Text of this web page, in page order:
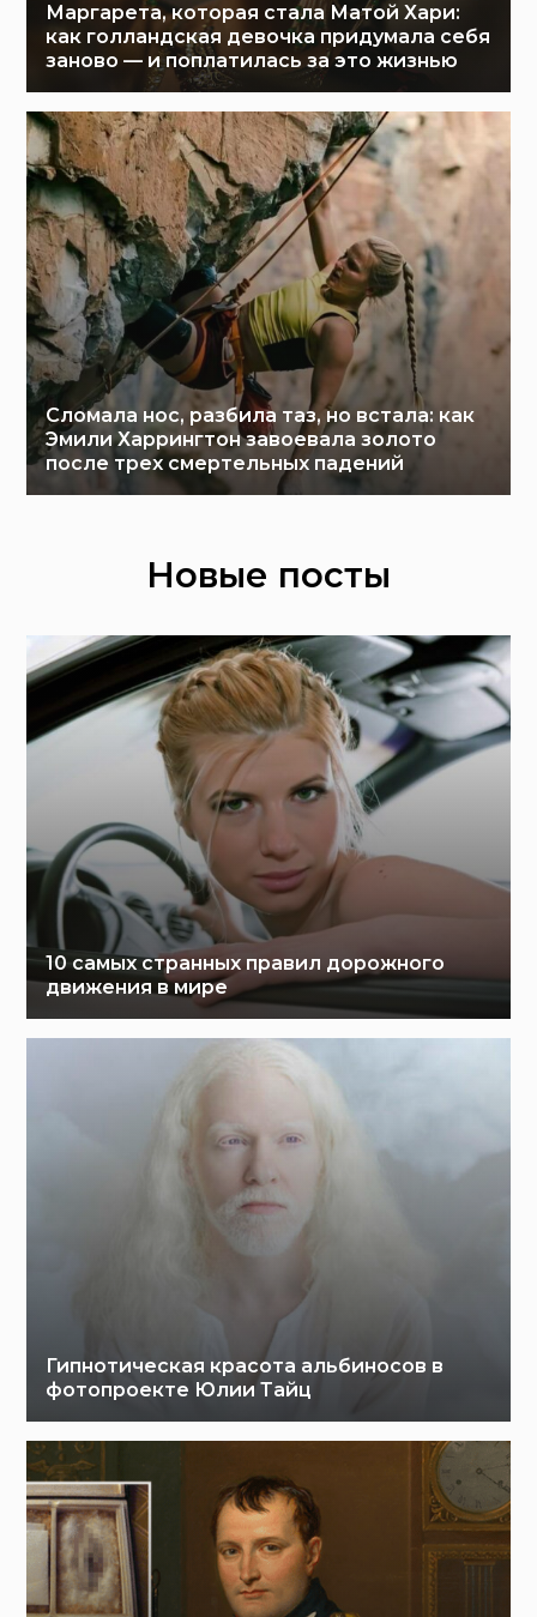
Маргарета, которая стала Матой Хари:
как голландская девочка придумала себя
заново — и поплатилась за это жизнью
Сломала нос, разбила таз, но встала: как
Эмили Харрингтон завоевала золото
после трех смертельных падений
Новые посты
10 самых странных правил дорожного
движения в мире
Гипнотическая красота альбиносов в
фотопроекте Юлии Тайц